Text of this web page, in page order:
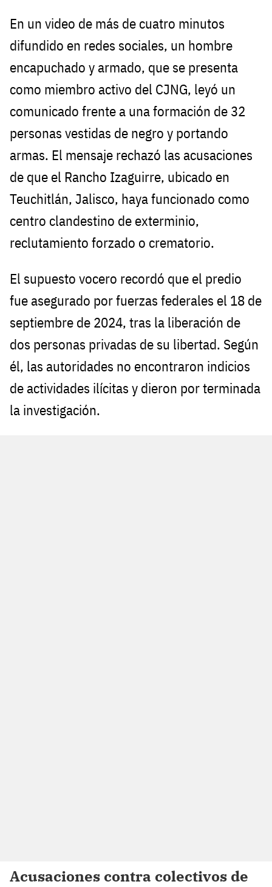
En un video de más de cuatro minutos
difundido en redes sociales, un hombre
encapuchado y armado, que se presenta
como miembro activo del CJNG, leyó un
comunicado frente a una formación de 32
personas vestidas de negro y portando
armas. El mensaje rechazó las acusaciones
de que el Rancho Izaguirre, ubicado en
Teuchitlán, Jalisco, haya funcionado como
centro clandestino de exterminio,
reclutamiento forzado o crematorio.
El supuesto vocero recordó que el predio
fue asegurado por fuerzas federales el 18 de
septiembre de 2024, tras la liberación de
dos personas privadas de su libertad. Según
él, las autoridades no encontraron indicios
de actividades ilícitas y dieron por terminada
la investigación.
Acusaciones contra colectivos de